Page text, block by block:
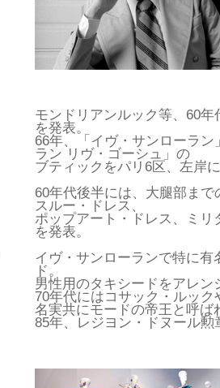
モンドリアンルック等、60
を発表。
66年、「イヴ・サンローラ
ラン リヴ・ゴーシュ」の
ブティックをパリ6区、左岸
60年代後半には、大腿部ま
スルー・ドレス、
ポップアート・ドレス、ミ
を発表。
イヴ・サンローランで特に
ド。
男性用のタキシードをアレ
70年代にはコサック・ルッ
名実共にモードの帝王と呼ば
85年、レジヨン・ドヌール